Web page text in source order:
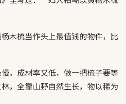
木梳当作头上最值钱的物件，比
，成材率又低，做一把梳子要等
，全靠山野自然生长，物以稀为